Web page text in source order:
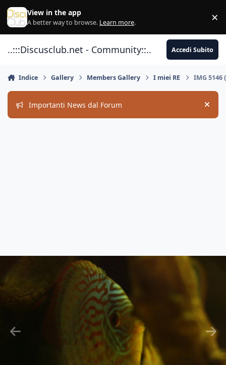
Vai al contenuto
View in the app
A better way to browse. Learn more. ×
..:::Discusclub.net - Community::.. Accedi Subito
Indice Gallery Members Gallery I miei RE IMG 5146
Importanti News dal Forum Hide